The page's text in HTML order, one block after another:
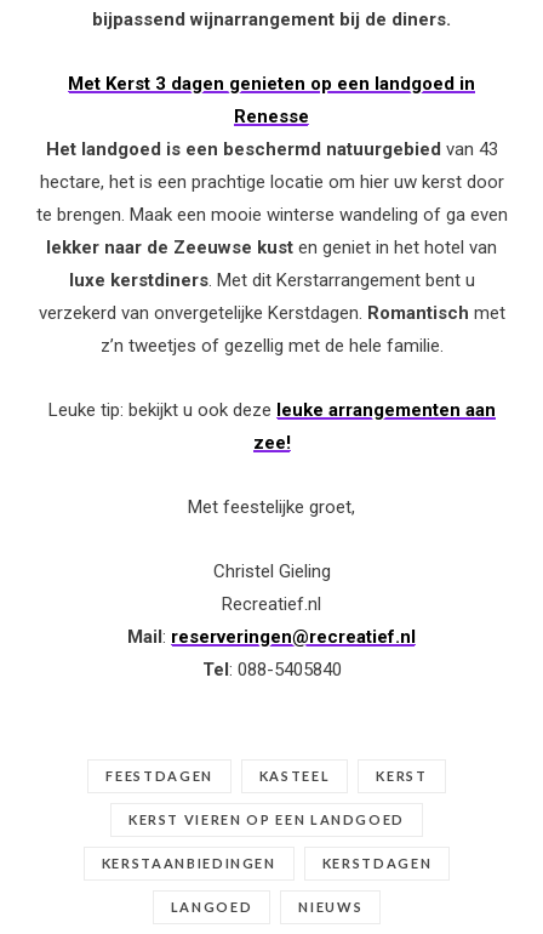
bijpassend wijnarrangement bij de diners.
Met Kerst 3 dagen genieten op een landgoed in
Renesse
Het landgoed is een beschermd natuurgebied van 43
hectare, het is een prachtige locatie om hier uw kerst door
te brengen. Maak een mooie winterse wandeling of ga even
lekker naar de Zeeuwse kust en geniet in het hotel van
luxe kerstdiners. Met dit Kerstarrangement bent u
verzekerd van onvergetelijke Kerstdagen. Romantisch met
z’n tweetjes of gezellig met de hele familie.
Leuke tip: bekijkt u ook deze leuke arrangementen aan
zee!
Met feestelijke groet,
Christel Gieling
Recreatief.nl
Mail : reserveringen@recreatief.nl
Tel : 088-5405840
FEESTDAGEN KASTEEL KERST
KERST VIEREN OP EEN LANDGOED
KERSTAANBIEDINGEN KERSTDAGEN
LANGOED NIEUWS